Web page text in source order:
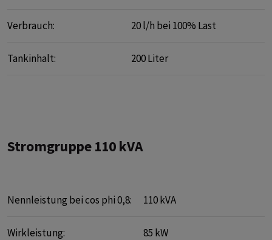
Verbrauch: 20 l/h bei 100% Last
Tankinhalt: 200 Liter
Stromgruppe 110 kVA
Nennleistung bei cos phi 0,8: 110 kVA
Wirkleistung: 85 kW